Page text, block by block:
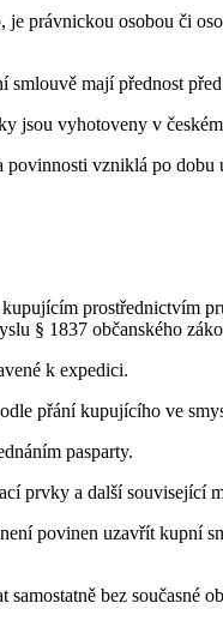
právnickou osobou či
mají přednost
jsou vyhotoveny v
vzniklá po
prostřednictvím
§ 1837 občanského
k expedici.
přání kupujícího ve
pasparty.
prvky a další související
povinen uzavřít kupní
samostatně bez současné